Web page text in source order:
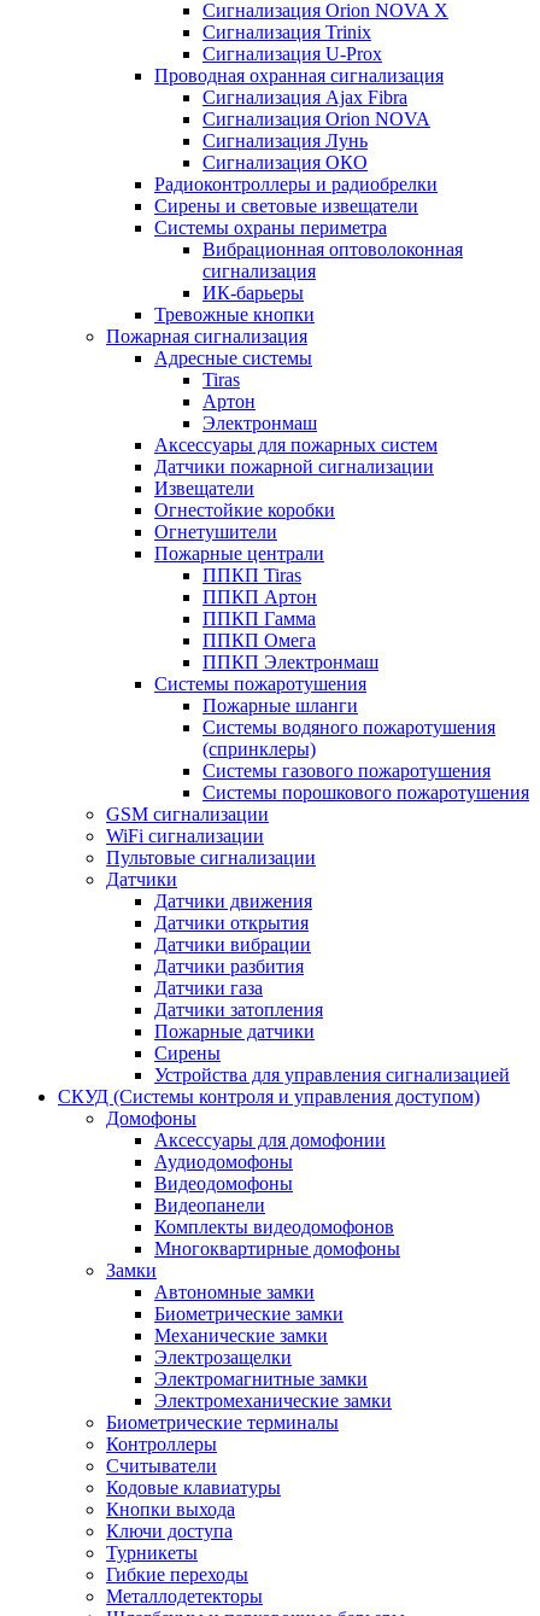
Сигнализация Orion NOVA X
Сигнализация Trinix
Сигнализация U-Prox
Проводная охранная сигнализация
Сигнализация Ajax Fibra
Сигнализация Orion NOVA
Сигнализация Лунь
Сигнализация ОКО
Радиоконтроллеры и радиобрелки
Сирены и световые извещатели
Системы охраны периметра
Вибрационная оптоволоконная
сигнализация
ИК-барьеры
Тревожные кнопки
Пожарная сигнализация
Адресные системы
Tiras
Артон
Электронмаш
Аксессуары для пожарных систем
Датчики пожарной сигнализации
Извещатели
Огнестойкие коробки
Огнетушители
Пожарные централи
ППКП Tiras
ППКП Артон
ППКП Гамма
ППКП Омега
ППКП Электронмаш
Системы пожаротушения
Пожарные шланги
Системы водяного пожаротушения
(спринклеры)
Системы газового пожаротушения
Системы порошкового пожаротушения
GSM сигнализации
WiFi сигнализации
Пультовые сигнализации
Датчики
Датчики движения
Датчики открытия
Датчики вибрации
Датчики разбития
Датчики газа
Датчики затопления
Пожарные датчики
Сирены
Устройства для управления сигнализацией
СКУД (Системы контроля и управления доступом)
Домофоны
Аксессуары для домофонии
Аудиодомофоны
Видеодомофоны
Видеопанели
Комплекты видеодомофонов
Многоквартирные домофоны
Замки
Автономные замки
Биометрические замки
Механические замки
Электрозащелки
Электромагнитные замки
Электромеханические замки
Биометрические терминалы
Контроллеры
Считыватели
Кодовые клавиатуры
Кнопки выхода
Ключи доступа
Турникеты
Гибкие переходы
Металлодетекторы